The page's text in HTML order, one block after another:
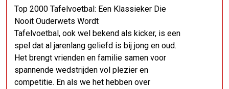
Top 2000 Tafelvoetbal: Een Klassieker Die
Nooit Ouderwets Wordt
Tafelvoetbal, ook wel bekend als kicker, is een
spel dat al jarenlang geliefd is bij jong en oud.
Het brengt vrienden en familie samen voor
spannende wedstrijden vol plezier en
competitie. En als we het hebben over